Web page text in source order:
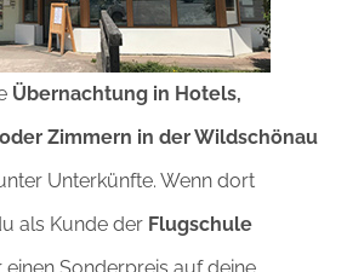
Übernachtung in Hotels,
Zimmern in der Wildschönau
Unterkünfte. Wenn dort
als Kunde der Flugschule